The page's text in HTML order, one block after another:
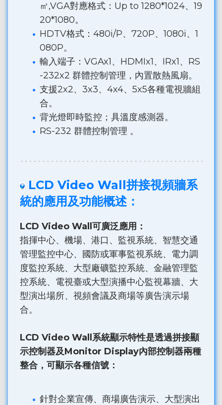
㎡,VGA對應格式：Up to 1280*1024、19
20*1080。
HDTV格式：480i/P、720P、1080i、1
080P。
輸入端子：VGAx1、HDMIx1、IRx1、RS
-232x2 群體控制管理，內置散熱風扇。
支援2x2、3x3、4x4、5x5各種電視牆組
合。
背光燈即時監控；具溫度感測器。
RS-232 群體控制管理 。
LCD Video Wall拼接視頻牆系
統的應用及功能概述：
LCD Video Wall可廣泛應用：
指揮中心、機場、港口、監視系統、智慧交通
管理監控中心、國防或軍事監視系統、電力調
度監控系統、大型廠礦監控系統、金融管理監
控系統、電視臺或大型演播中心監視幕牆、大
型演出場所、視頻會議及商場等廣告演示場
合。
LCD Video Wall系統顯示特性是透過拼接顯
示控制器及Monitor Display內部控制器兩種
整合，可顯示各種信號：
針對企業宣傳、商場廣告演示、大型演出